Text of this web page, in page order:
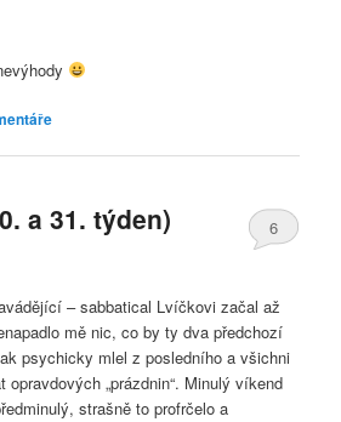
a 31. týden) 6
– sabbatical Lvíčkovi začal až
mě nic, co by ty dva předchozí
psychicky mlel z posledního a všichni
„prázdnin“. Minulý víkend
strašně to profrčelo a